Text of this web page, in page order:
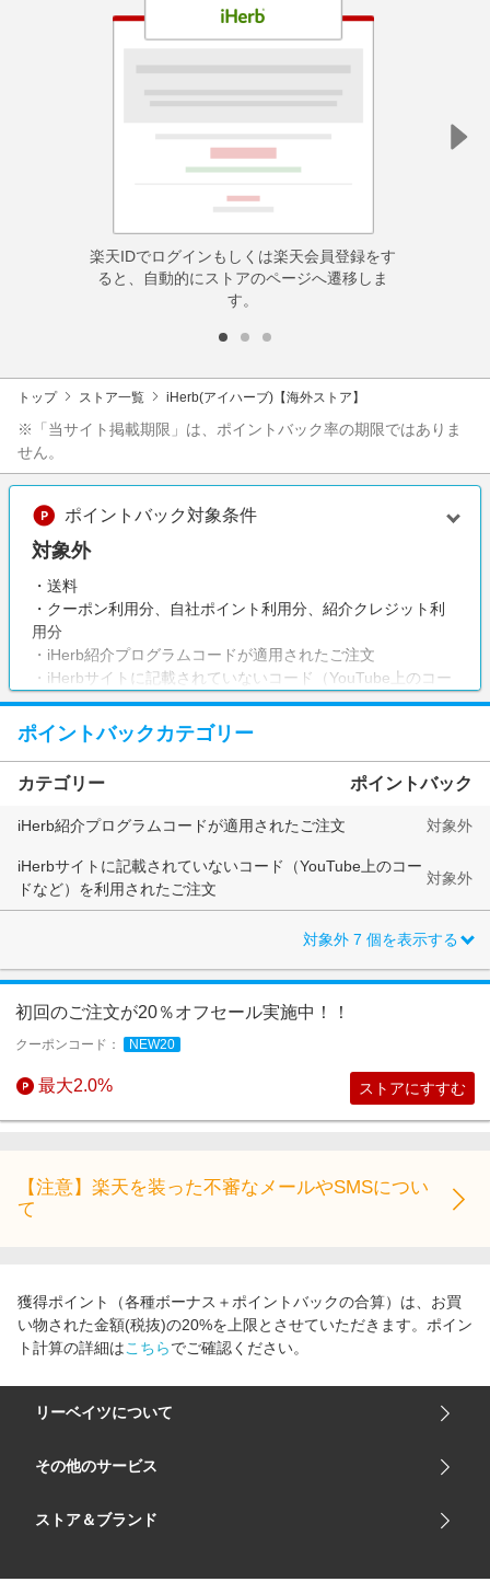
楽天IDでログインもしくは楽天会員登録をす
ると、自動的にストアのページへ遷移しま
す。
トップ ストア一覧 iHerb(アイハーブ)【海外ストア】
※「当サイト掲載期限」は、ポイントバック率の期限ではありま
せん。
ポイントバック対象条件
対象外
・送料
・クーポン利用分、自社ポイント利用分、紹介クレジット利
用分
・iHerb紹介プログラムコードが適用されたご注文
・iHerbサイトに記載されていないコード（YouTube上のコー
ドなど）を利用されたご注文
・購入商品の配達先が「韓国」のご注文
注意事項
紹介コード以外のiHerbサイト上のプロモコード利用は、成果
対象になります。
＜ポイントバック率について＞
・はじめてお買い物される方 2.0%
・2回目以降のお買い物をされる方 0.5%
い物をされたことがある方は、対象外となりますのでご注意
ください。
ご獲得予定ポイント数は、ご注文日から32日前後でマイペー
ジに反映されます。
なお、ご購入後50日を過ぎたご注文についてのお問い合わせ
を承ることができません。ご了承ください。
リーベイツに反映される購入金額は、為替レートの影響を受
け、実際のお支払い金額と差異が生じる場合がございます。
ポイントバックカテゴリー
カテゴリー ポイントバック
iHerb紹介プログラムコードが適用されたご注文 対象外
iHerbサイトに記載されていないコード（YouTube上のコー
ドなど）を利用されたご注文
対象外
対象外 7 個を表示する
初回のご注文が20％オフセール実施中！！
クーポンコード： NEW20
最大2.0% ストアにすすむ
【注意】楽天を装った不審なメールやSMSについ
て
獲得ポイント（各種ボーナス＋ポイントバックの合算）は、お買
い物された金額(税抜)の20%を上限とさせていただきます。ポイン
ト計算の詳細はこちらでご確認ください。
リーベイツについて
会社概要
サイトマップ
その他のサービス
楽天市場
ストア＆ブランド